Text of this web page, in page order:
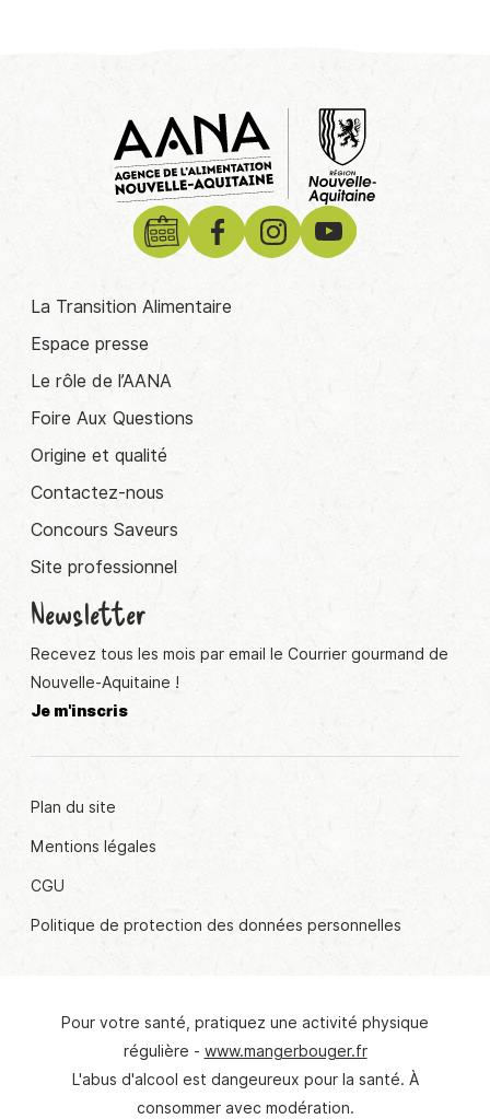
La Transition Alimentaire
Espace presse
Le rôle de l’AANA
Foire Aux Questions
Origine et qualité
Contactez-nous
Concours Saveurs
Site professionnel
Newsletter
Recevez tous les mois par email le Courrier gourmand de
Nouvelle-Aquitaine !
Je m'inscris
Plan du site
Mentions légales
CGU
Politique de protection des données personnelles
Pour votre santé, pratiquez une activité physique
régulière - www.mangerbouger.fr
L'abus d'alcool est dangeureux pour la santé. À
consommer avec modération.